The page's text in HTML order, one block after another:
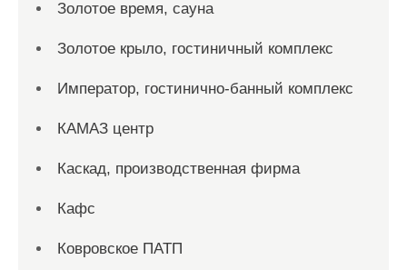
Золотое время, сауна
Золотое крыло, гостиничный комплекс
Император, гостинично-банный комплекс
КАМАЗ центр
Каскад, производственная фирма
Кафс
Ковровское ПАТП